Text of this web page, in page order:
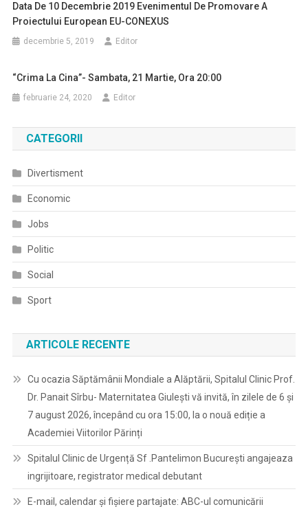
Data De 10 Decembrie 2019 Evenimentul De Promovare A
Proiectului European EU-CONEXUS
decembrie 5, 2019 Editor
“Crima La Cina”- Sambata, 21 Martie, Ora 20:00
februarie 24, 2020 Editor
CATEGORII
Divertisment
Economic
Jobs
Politic
Social
Sport
ARTICOLE RECENTE
Cu ocazia Săptămânii Mondiale a Alăptării, Spitalul Clinic Prof.
Dr. Panait Sîrbu- Maternitatea Giulești vă invită, în zilele de 6 și
7 august 2026, începând cu ora 15:00, la o nouă ediție a
Academiei Viitorilor Părinți
Spitalul Clinic de Urgență Sf .Pantelimon București angajeaza
ingrijitoare, registrator medical debutant
E-mail, calendar şi fişiere partajate: ABC-ul comunicării